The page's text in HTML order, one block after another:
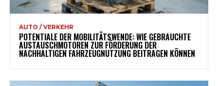
AUTO / VERKEHR
POTENTIALE DER MOBILITÄTSWENDE: WIE GEBRAUCHTE
AUSTAUSCHMOTOREN ZUR FÖRDERUNG DER
NACHHALTIGEN FAHRZEUGNUTZUNG BEITRAGEN KÖNNEN